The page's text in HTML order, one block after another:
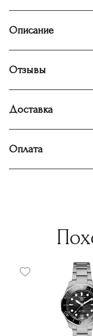
Описание
Отзывы
Доставка
Оплата